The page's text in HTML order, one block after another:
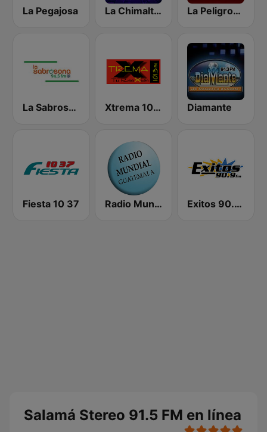
La Pegajosa La Chimalteca Radio La Peligrosa Sur Occidente
La Sabrosona Xtrema 101.3 FM Diamante
Fiesta 10 37 Radio Mundial 700 AM Exitos 90.9 FM
Salamá Stereo 91.5 FM en línea